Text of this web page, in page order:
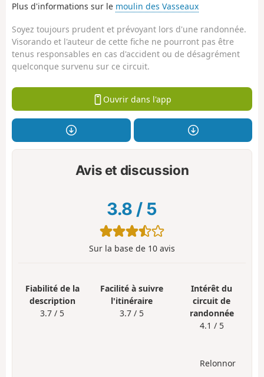
Plus d'informations sur le moulin des Vasseaux
Soyez toujours prudent et prévoyant lors d'une randonnée.
Visorando et l'auteur de cette fiche ne pourront pas être
tenus responsables en cas d'accident ou de désagrément
quelconque survenu sur ce circuit.
Ouvrir dans l'app
Avis et discussion
3.8 / 5
Sur la base de 10 avis
Fiabilité de la
description
3.7 / 5
Facilité à suivre
l'itinéraire
3.7 / 5
Intérêt du
circuit de
randonnée
4.1 / 5
Relonnor